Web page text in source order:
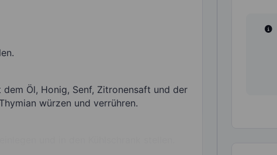
Öl, Honig, Senf, Zitronensaft und der
würzen und verrühren.